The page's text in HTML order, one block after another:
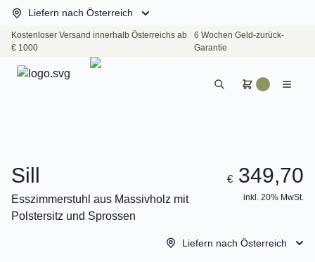
Liefern nach Österreich
Kostenloser Versand innerhalb Österreichs ab
€ 1000
6 Wochen Geld-zurück-
Garantie
Sill
Esszimmerstuhl aus Massivholz mit
Polstersitz und Sprossen
€ 349,70
inkl. 20% MwSt.
Liefern nach Österreich